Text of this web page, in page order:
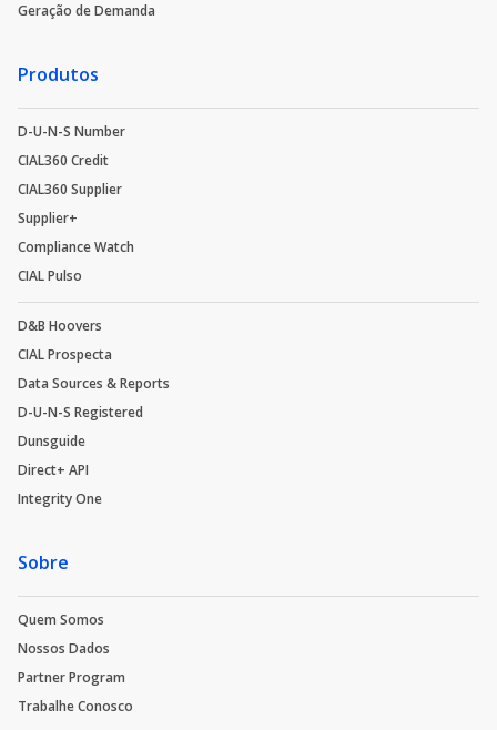
Geração de Demanda
Produtos
D-U-N-S Number
CIAL360 Credit
CIAL360 Supplier
Supplier+
Compliance Watch
CIAL Pulso
D&B Hoovers
CIAL Prospecta
Data Sources & Reports
D-U-N-S Registered
Dunsguide
Direct+ API
Integrity One
Sobre
Quem Somos
Nossos Dados
Partner Program
Trabalhe Conosco